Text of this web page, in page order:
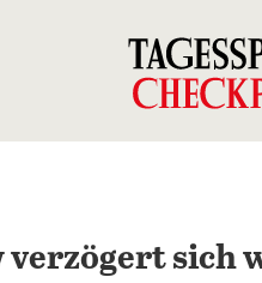
verzögert sich